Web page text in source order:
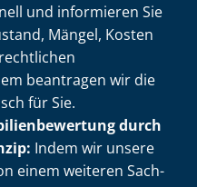
und informieren Sie
Mängel, Kosten
beantragen wir die
für Sie.
durch
Indem wir unsere
einem weiteren Sach­